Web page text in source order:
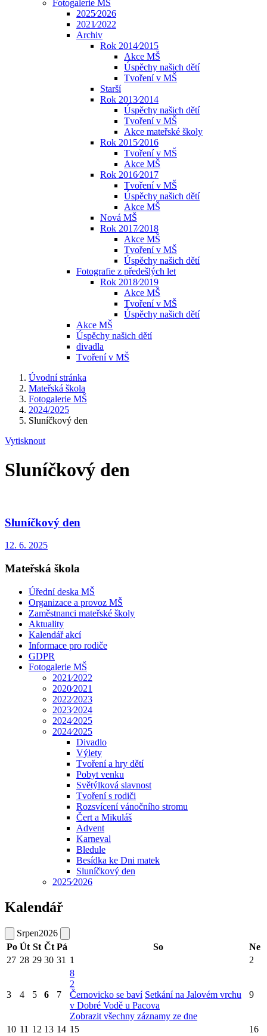
Fotogalerie MŠ
2025⁄2026
2021⁄2022
Archiv
Rok 2014⁄2015
Akce MŠ
Úspěchy našich dětí
Tvoření v MŠ
Starší
Rok 2013⁄2014
Úspěchy našich dětí
Tvoření v MŠ
Akce mateřské školy
Rok 2015⁄2016
Tvoření v MŠ
Akce MŠ
Rok 2016⁄2017
Tvoření v MŠ
Úspěchy našich dětí
Akce MŠ
Nová MŠ
Rok 2017⁄2018
Akce MŠ
Tvoření v MŠ
Úspěchy našich dětí
Fotografie z předešlých let
Rok 2018⁄2019
Akce MŠ
Tvoření v MŠ
Úspěchy našich dětí
Akce MŠ
Úspěchy našich dětí
divadla
Tvoření v MŠ
Úvodní stránka
Mateřská škola
Fotogalerie MŠ
2024/2025
Sluníčkový den
Vytisknout
Sluníčkový den
Sluníčkový den
12. 6. 2025
Mateřská škola
Úřední deska MŠ
Organizace a provoz MŠ
Zaměstnanci mateřské školy
Aktuality
Kalendář akcí
Informace pro rodiče
GDPR
Fotogalerie MŠ
2021⁄2022
2020⁄2021
2022⁄2023
2023⁄2024
2024⁄2025
2024⁄2025
Divadlo
Výlety
Tvoření a hry dětí
Pobyt venku
Světýlková slavnost
Tvoření s rodiči
Rozsvícení vánočního stromu
Čert a Mikuláš
Advent
Karneval
Bledule
Besídka ke Dni matek
Sluníčkový den
2025⁄2026
Kalendář
Srpen2026
Po Út St Čt Pá So
Ne
27 28 29 30 31 1 2
3 4 5 6 7
8
2
Černovicko se baví Setkání na Jalovém vrchu
v Dobré Vodě u Pacova
Zobrazit všechny záznamy ze dne
9
10 11 12 13 14 15 16